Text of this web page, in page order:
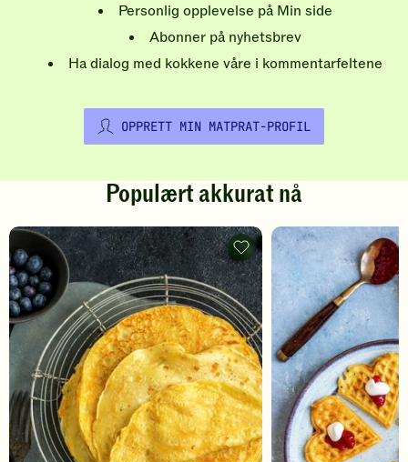
Personlig opplevelse på Min side
Abonner på nyhetsbrev
Ha dialog med kokkene våre i kommentarfeltene
OPPRETT MIN MATPRAT-PROFIL
Populært akkurat nå
Pannekaker
-
legg
til
favoritter